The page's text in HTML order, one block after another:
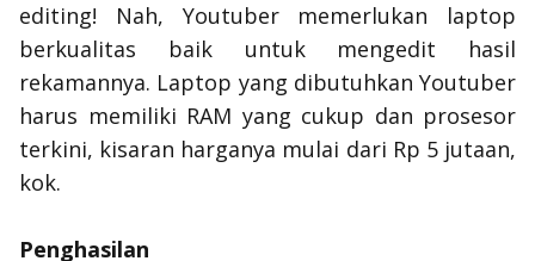
editing! Nah, Youtuber memerlukan laptop
berkualitas baik untuk mengedit hasil
rekamannya. Laptop yang dibutuhkan Youtuber
harus memiliki RAM yang cukup dan prosesor
terkini, kisaran harganya mulai dari Rp 5 jutaan,
kok.
Penghasilan